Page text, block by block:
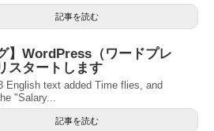
記事を読む
】WordPress（ワードプレ
スタートします
English text added Time flies, and
"Salary...
記事を読む